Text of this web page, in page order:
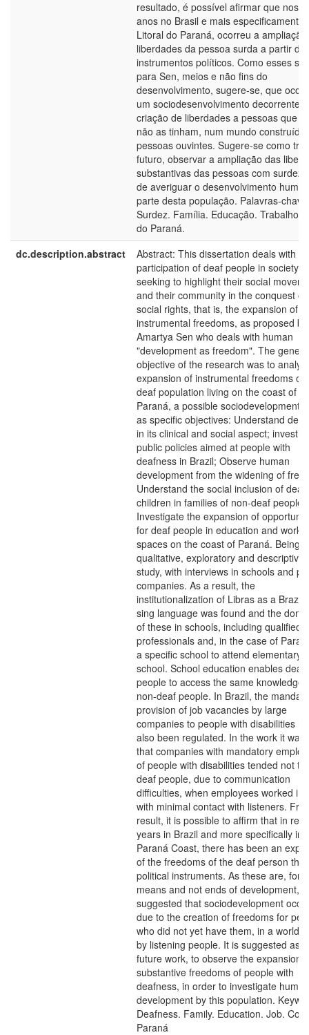
resultado, é possível afirmar que nos
anos no Brasil e mais especificamente
Litoral do Paraná, ocorreu a
liberdades da pessoa surda a partir de
instrumentos políticos. Como esses
para Sen, meios e não fins do
desenvolvimento, sugere-se, que
um sociodesenvolvimento decorrente
criação de liberdades a pessoas que
não as tinham, num mundo construído
pessoas ouvintes. Sugere-se como
futuro, observar a ampliação das
substantivas das pessoas com surdez,
de averiguar o desenvolvimento
parte desta população. Palavras-
Surdez. Família. Educação. Trabalho.
do Paraná.
dc.description.abstract
Abstract: This dissertation deals with
participation of deaf people in society,
seeking to highlight their social
and their community in the conquest of
social rights, that is, the expansion of
instrumental freedoms, as proposed by
Amartya Sen who deals with human
"development as freedom". The
objective of the research was to
expansion of instrumental freedoms of
deaf population living on the coast of
Paraná, a possible sociodevelopment,
as specific objectives: Understand
in its clinical and social aspect;
public policies aimed at people with
deafness in Brazil; Observe human
development from the widening of
Understand the social inclusion of deaf
children in families of non-deaf people;
Investigate the expansion of
for deaf people in education and work
spaces on the coast of Paraná. Being a
qualitative, exploratory and descriptive
study, with interviews in schools and
companies. As a result, the
institutionalization of Libras as a
sing language was found and the
of these in schools, including qualified
professionals and, in the case of
a specific school to attend elementary
school. School education enables deaf
people to access the same knowledge
non-deaf people. In Brazil, the
provision of job vacancies by large
companies to people with disabilities
also been regulated. In the work it was
that companies with mandatory
of people with disabilities tended not to
deaf people, due to communication
difficulties, when employees worked in
with minimal contact with listeners.
result, it is possible to affirm that in
years in Brazil and more specifically in
Paraná Coast, there has been an
of the freedoms of the deaf person
political instruments. As these are, for
means and not ends of development,
suggested that sociodevelopment
due to the creation of freedoms for
who did not yet have them, in a world
by listening people. It is suggested as a
future work, to observe the expansion
substantive freedoms of people with
deafness, in order to investigate human
development by this population.
Deafness. Family. Education. Job.
Paraná